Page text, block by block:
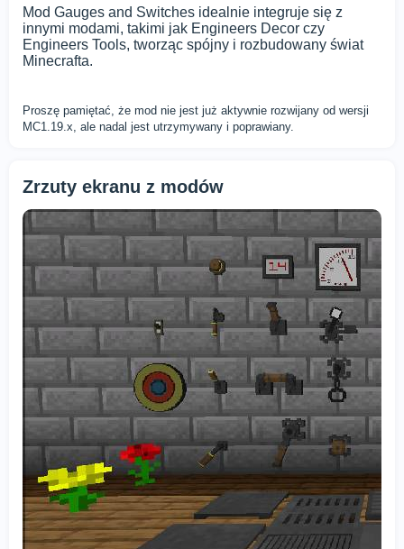
Mod Gauges and Switches idealnie integruje się z
innymi modami, takimi jak Engineers Decor czy
Engineers Tools, tworząc spójny i rozbudowany świat
Minecrafta.
Proszę pamiętać, że mod nie jest już aktywnie rozwijany od wersji
MC1.19.x, ale nadal jest utrzymywany i poprawiany.
Zrzuty ekranu z modów